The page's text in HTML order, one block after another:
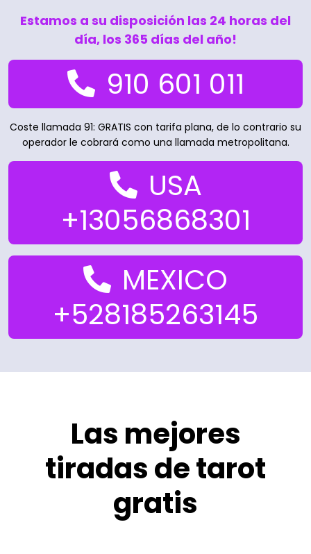
Estamos a su disposición las 24 horas del
día, los 365 días del año!
910 601 011
Coste llamada 91: GRATIS con tarifa plana, de lo contrario su
operador le cobrará como una llamada metropolitana.
USA
+13056868301
MEXICO
+528185263145
Las mejores
tiradas de tarot
gratis